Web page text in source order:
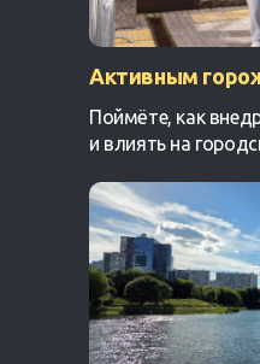
Поймёте, как
и влиять на
Активным